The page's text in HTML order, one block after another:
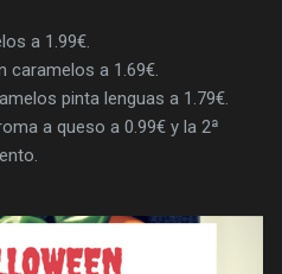
a 1.99€.
caramelos a 1.69€.
pinta lenguas a 1.79€.
a queso a 0.99€ y la 2ª